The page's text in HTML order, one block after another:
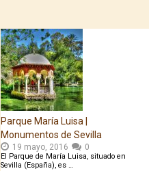
Parque María Luisa |
Monumentos de Sevilla
19 mayo, 2016 0
El Parque de María Luisa, situado en
Sevilla (España), es …